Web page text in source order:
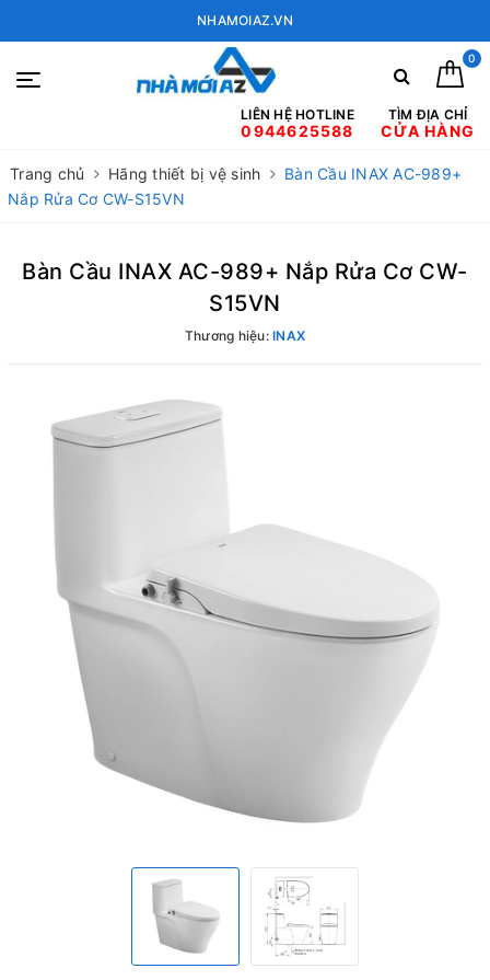
NHAMOIAZ.VN
0
LIÊN HỆ HOTLINE
0944625588
TÌM ĐỊA CHỈ
CỬA HÀNG
Trang chủ Hãng thiết bị vệ sinh
Bàn Cầu INAX AC-989+
Nắp Rửa Cơ CW-S15VN
Bàn Cầu INAX AC-989+ Nắp Rửa Cơ CW-
S15VN
Thương hiệu:INAX